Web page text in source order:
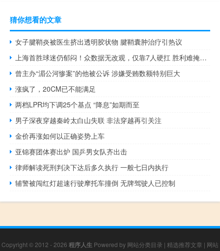
猜你想看的文章
女子腱鞘炎被医生挤出透明胶状物 腱鞘囊肿治疗引热议
上海首胜球迷仍郁闷！众数据无改观，仅靠7人硬扛 胜利难掩困境
曾主办“湄公河惨案”的他被公诉 涉嫌受贿数额特别巨大
涨疯了，20CM已不能满足
两档LPR均下调25个基点 “降息”如期而至
男子深夜穿越秦岭太白山失联 非法穿越再引关注
金价再涨如何以正确姿势上车
亚锦赛团体赛出炉 国乒男女队齐出击
律师解读死刑判决下达后多久执行 一般七日内执行
辅警被闯红灯超速行驶摩托车撞倒 无牌驾驶人已控制
Copyright © 2012 - 2026 程序人生 Powered by 网站分类目录 | 精选推荐文章 | 网站